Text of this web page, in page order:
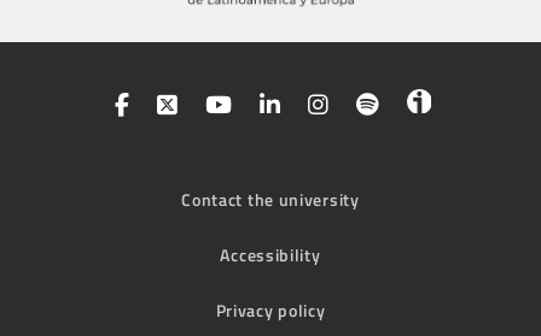
Contact the university
Accessibility
Privacy policy